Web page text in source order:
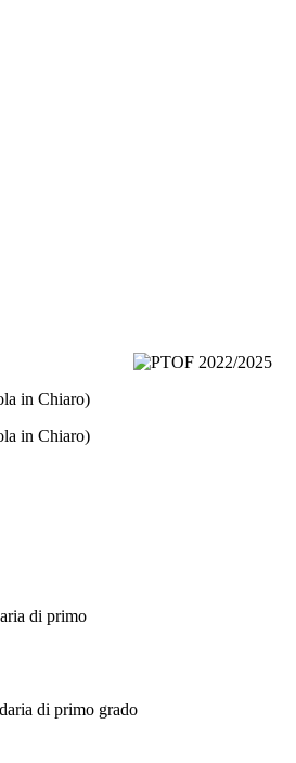
in Chiaro)
in Chiaro)
di primo
di primo grado